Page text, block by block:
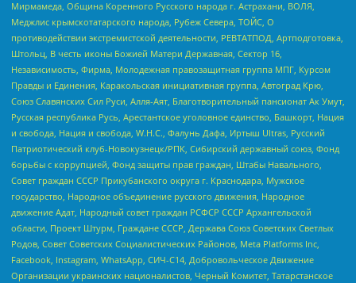
Мирмамеда, Община Коренного Русского народа г. Астрахани, ВОЛЯ,
Меджлис крымскотатарского народа, Рубеж Севера, ТОЙС, О
противодействии экстремистской деятельности, РЕВТАТПОД, Артподготовка,
Штольц, В честь иконы Божией Матери Державная, Сектор 16,
Независимость, Фирма, Молодежная правозащитная группа МПГ, Курсом
Правды и Единения, Каракольская инициативная группа, Автоград Крю,
Союз Славянских Сил Руси, Алля-Аят, Благотворительный пансионат Ак Умут,
Русская республика Русь, Арестантское уголовное единство, Башкорт, Нация
и свобода, Нация и свобода, W.H.С., Фалунь Дафа, Иртыш Ultras, Русский
Патриотический клуб-Новокузнецк/РПК, Сибирский державный союз, Фонд
борьбы с коррупцией, Фонд защиты прав граждан, Штабы Навального,
Совет граждан СССР Прикубанского округа г. Краснодара, Мужское
государство, Народное объединение русского движения, Народное
движение Адат, Народный совет граждан РСФСР СССР Архангельской
области, Проект Штурм, Граждане СССР, Держава Союз Советских Светлых
Родов, Совет Советских Социалистических Районов, Meta Platforms Inc,
Facebook, Instagram, WhatsApp, СИЧ-С14, Добровольческое Движение
Организации украинских националистов, Черный Комитет, Татарстанское